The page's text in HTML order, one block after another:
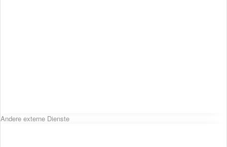
Andere externe Dienste